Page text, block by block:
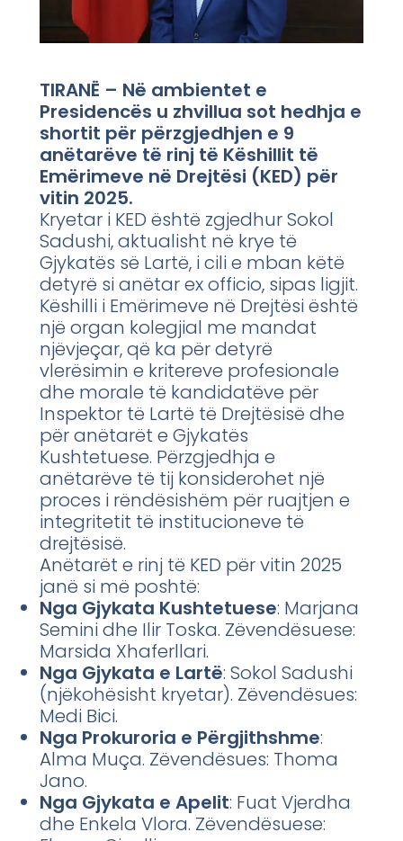
TIRANË – Në ambientet e
Presidencës u zhvillua sot hedhja e
shortit për përzgjedhjen e 9
anëtarëve të rinj të Këshillit të
Emërimeve në Drejtësi (KED) për
vitin 2025.
Kryetar i KED është zgjedhur Sokol
Sadushi, aktualisht në krye të
Gjykatës së Lartë, i cili e mban këtë
detyrë si anëtar ex officio, sipas ligjit.
Këshilli i Emërimeve në Drejtësi është
një organ kolegjial me mandat
njëvjeçar, që ka për detyrë
vlerësimin e kritereve profesionale
dhe morale të kandidatëve për
Inspektor të Lartë të Drejtësisë dhe
për anëtarët e Gjykatës
Kushtetuese. Përzgjedhja e
anëtarëve të tij konsiderohet një
proces i rëndësishëm për ruajtjen e
integritetit të institucioneve të
drejtësisë.
Anëtarët e rinj të KED për vitin 2025
janë si më poshtë:
Nga Gjykata Kushtetuese: Marjana
Semini dhe Ilir Toska. Zëvendësuese:
Marsida Xhaferllari.
Nga Gjykata e Lartë: Sokol Sadushi
(njëkohësisht kryetar). Zëvendësues:
Medi Bici.
Nga Prokuroria e Përgjithshme:
Alma Muça. Zëvendësues: Thoma
Jano.
Nga Gjykata e Apelit: Fuat Vjerdha
dhe Enkela Vlora. Zëvendësuese: